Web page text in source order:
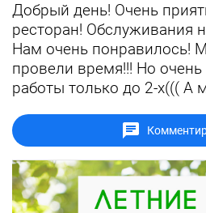
Добрый день! Очень
ресторан! Обслуживания
Нам очень понравилось!
провели время!!! Но
работы только до 2-х((( А